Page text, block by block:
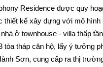
Residence được quy
thiết kế xây dựng với mô hình
ở townhouse - villa thấp
tòa tháp căn hộ, lấy ý tưởng
Sơn, cung cấp ra thị